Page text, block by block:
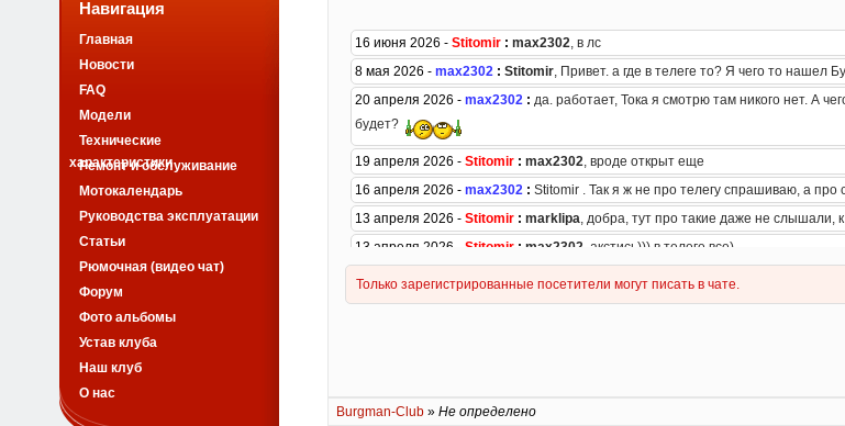
Burgman-Club» Не определено
Навигация
Главная
Новости
FAQ
Модели
Технические
характеристики
Ремонт и обслуживание
Мотокалендарь
Руководства эксплуатации
Статьи
Рюмочная (видео чат)
Форум
Фото альбомы
Устав клуба
Наш клуб
О нас